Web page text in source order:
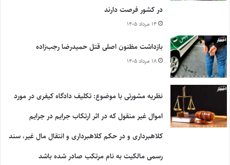
در کشور فرصت دارند
۱۴ مرداد ۱۴۰۵
بازداشت مظنون اصلی قتل حمیدرضا رجب‌زاده
۱۸ مرداد ۱۴۰۵
نظریه مشورتی با موضوع: تکلیف دادگاه کیفری در مورد
اموال غیر منقول که در اثر ارتکاب جرایم در جرایم
کلاهبرداری و در حکم کلاهبرداری و انتقال مال غیر، سند
رسمی مالکیت به نام مرتکب صادر شده باشد